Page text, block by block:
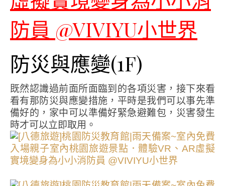
防災與應變(1F)
既然認識過前面所面臨到的各項災害，接下來看
看有那防災與應變措施，平時是我們可以事先準
備好的，家中可以準備好緊急避難包，災害發生
時才可以立即取用。